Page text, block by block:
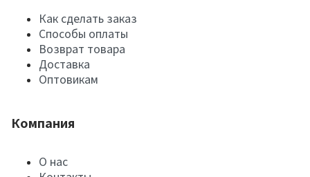
Как сделать заказ
Способы оплаты
Возврат товара
Доставка
Оптовикам
Компания
О нас